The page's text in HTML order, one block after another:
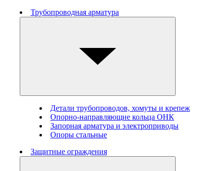
Трубопроводная арматура
Детали трубопроводов, хомуты и крепеж
Опорно-направляющие кольца ОНК
Запорная арматура и электроприводы
Опоры стальные
Защитные ограждения